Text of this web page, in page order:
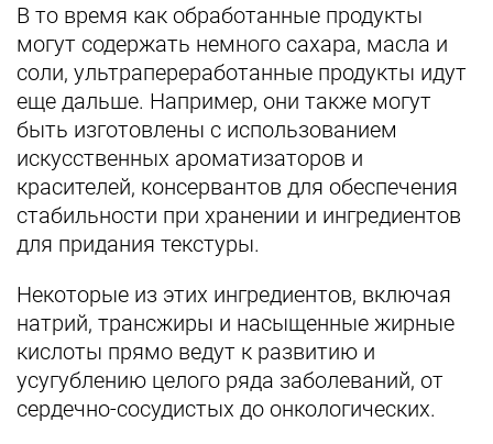
В то время как обработанные продукты
могут содержать немного сахара, масла и
соли, ультрапереработанные продукты идут
еще дальше. Например, они также могут
быть изготовлены с использованием
искусственных ароматизаторов и
красителей, консервантов для обеспечения
стабильности при хранении и ингредиентов
для придания текстуры.
Некоторые из этих ингредиентов, включая
натрий, трансжиры и насыщенные жирные
кислоты прямо ведут к развитию и
усугублению целого ряда заболеваний, от
сердечно-сосудистых до онкологических.